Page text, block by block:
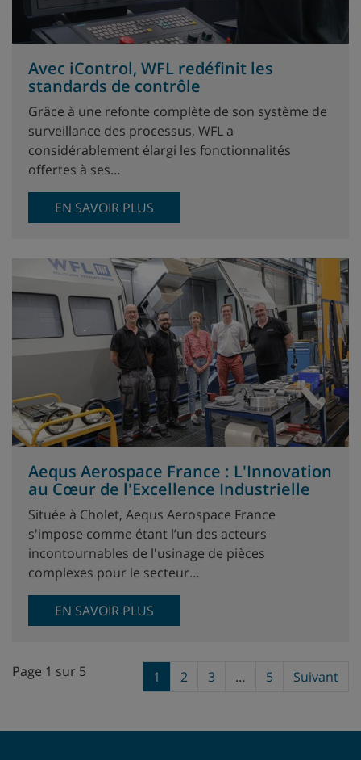
Avec iControl, WFL redéfinit les
standards de contrôle
Grâce à une refonte complète de son système de
surveillance des processus, WFL a
considérablement élargi les fonctionnalités
offertes à ses…
EN SAVOIR PLUS
Aequs Aerospace France : L'Innovation
au Cœur de l'Excellence Industrielle
Située à Cholet, Aequs Aerospace France
s'impose comme étant l’un des acteurs
incontournables de l'usinage de pièces
complexes pour le secteur…
EN SAVOIR PLUS
Page 1 sur 5 1 2 3 … 5 Suivant